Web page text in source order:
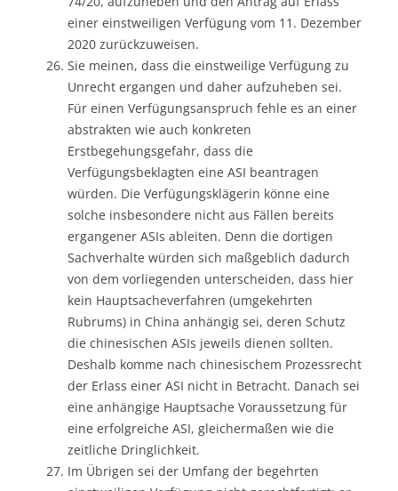
einer einstweiligen Verfügung vom 11. Dezember
2020 zurückzuweisen.
Sie meinen, dass die einstweilige Verfügung zu
Unrecht ergangen und daher aufzuheben sei.
Für einen Verfügungsanspruch fehle es an einer
abstrakten wie auch konkreten
Erstbegehungsgefahr, dass die
Verfügungsbeklagten eine ASI beantragen
würden. Die Verfügungsklägerin könne eine
solche insbesondere nicht aus Fällen bereits
ergangener ASIs ableiten. Denn die dortigen
Sachverhalte würden sich maßgeblich dadurch
von dem vorliegenden unterscheiden, dass hier
kein Hauptsacheverfahren (umgekehrten
Rubrums) in China anhängig sei, deren Schutz
die chinesischen ASIs jeweils dienen sollten.
Deshalb komme nach chinesischem Prozessrecht
der Erlass einer ASI nicht in Betracht. Danach sei
eine anhängige Hauptsache Voraussetzung für
eine erfolgreiche ASI, gleichermaßen wie die
zeitliche Dringlichkeit.
Im Übrigen sei der Umfang der begehrten